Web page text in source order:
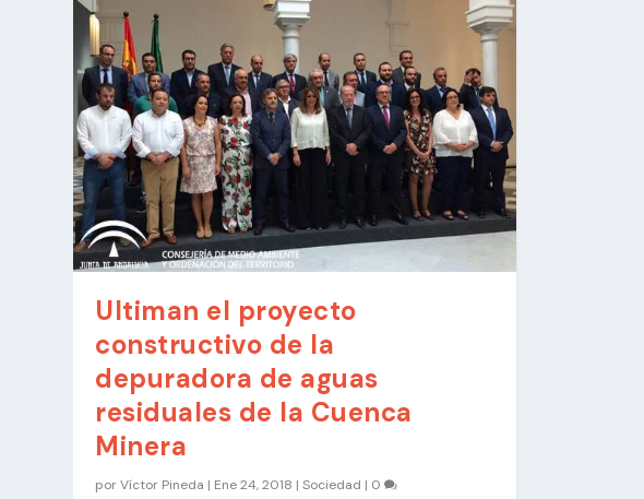
Ultiman el proyecto
constructivo de la
depuradora de aguas
residuales de la Cuenca
Minera
porVíctor Pineda | Ene 24, 2018 |Sociedad | 0